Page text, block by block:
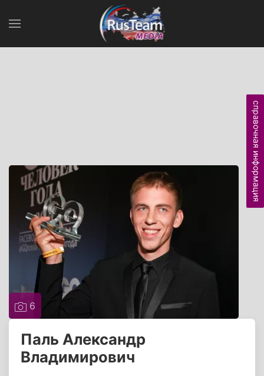
6
Паль Александр
Владимирович
справочная информация